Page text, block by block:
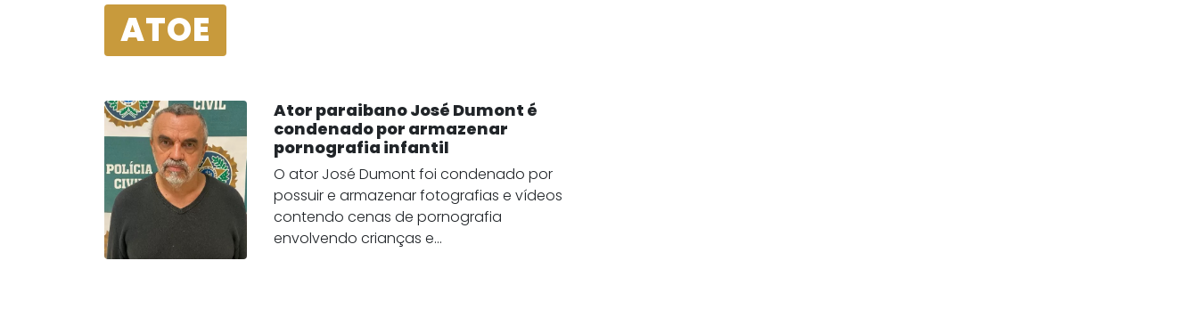
ATOE
Ator paraibano José Dumont é
condenado por armazenar
pornografia infantil
O ator José Dumont foi condenado por
possuir e armazenar fotografias e vídeos
contendo cenas de pornografia
envolvendo crianças e...